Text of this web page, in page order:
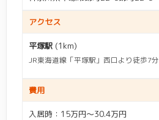
アクセス
平塚駅 (1km)
JR東海道線「平塚駅」西口より徒歩7分
費用
入居時：15万円～30.4万円